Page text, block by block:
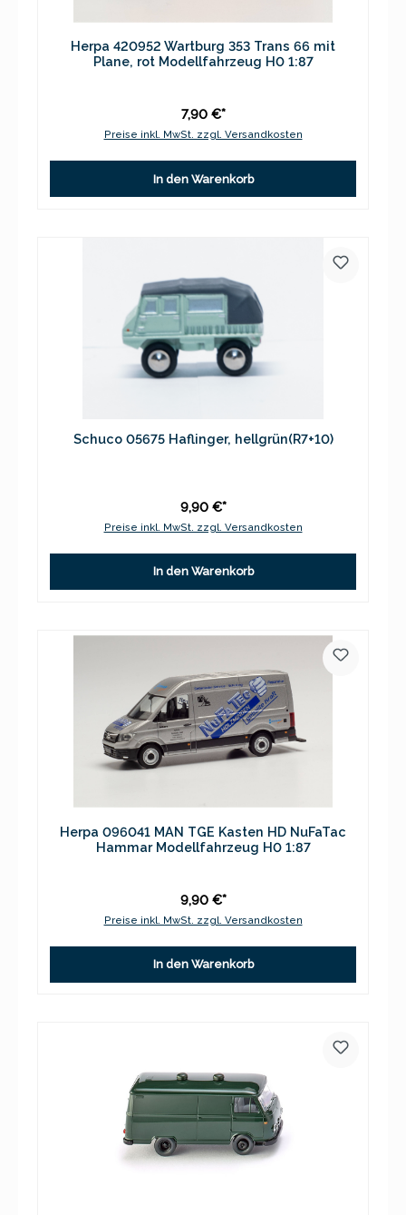
Herpa 420952 Wartburg 353 Trans 66 mit
Plane, rot Modellfahrzeug H0 1:87
7,90 €*
Preise inkl. MwSt. zzgl. Versandkosten
In den Warenkorb
Schuco 05675 Haflinger, hellgrün(R7+10)
9,90 €*
Preise inkl. MwSt. zzgl. Versandkosten
In den Warenkorb
Herpa 096041 MAN TGE Kasten HD NuFaTac
Hammar Modellfahrzeug H0 1:87
9,90 €*
Preise inkl. MwSt. zzgl. Versandkosten
In den Warenkorb